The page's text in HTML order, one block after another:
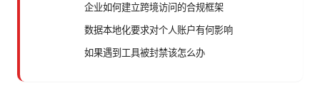
企业如何建立跨境访问的合规框架
数据本地化要求对个人账户有何影响
如果遇到工具被封禁该怎么办